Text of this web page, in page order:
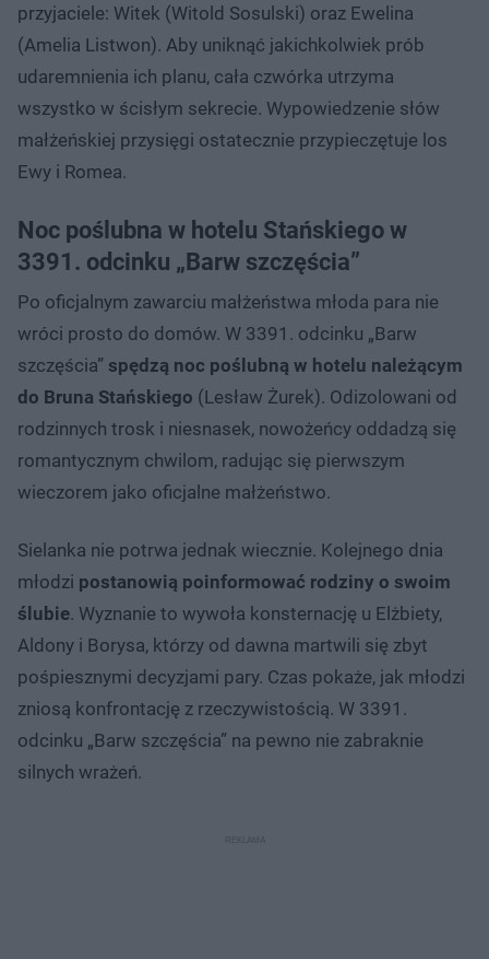
przyjaciele: Witek (Witold Sosulski) oraz Ewelina
(Amelia Listwon). Aby uniknąć jakichkolwiek prób
udaremnienia ich planu, cała czwórka utrzyma
wszystko w ścisłym sekrecie. Wypowiedzenie słów
małżeńskiej przysięgi ostatecznie przypieczętuje los
Ewy i Romea.
Noc poślubna w hotelu Stańskiego w
3391. odcinku „Barw szczęścia”
Po oficjalnym zawarciu małżeństwa młoda para nie
wróci prosto do domów. W 3391. odcinku „Barw
szczęścia” spędzą noc poślubną w hotelu należącym
do Bruna Stańskiego (Lesław Żurek). Odizolowani od
rodzinnych trosk i niesnasek, nowożeńcy oddadzą się
romantycznym chwilom, radując się pierwszym
wieczorem jako oficjalne małżeństwo.
Sielanka nie potrwa jednak wiecznie. Kolejnego dnia
młodzi postanowią poinformować rodziny o swoim
ślubie. Wyznanie to wywoła konsternację u Elżbiety,
Aldony i Borysa, którzy od dawna martwili się zbyt
pośpiesznymi decyzjami pary. Czas pokaże, jak młodzi
zniosą konfrontację z rzeczywistością. W 3391.
odcinku „Barw szczęścia” na pewno nie zabraknie
silnych wrażeń.